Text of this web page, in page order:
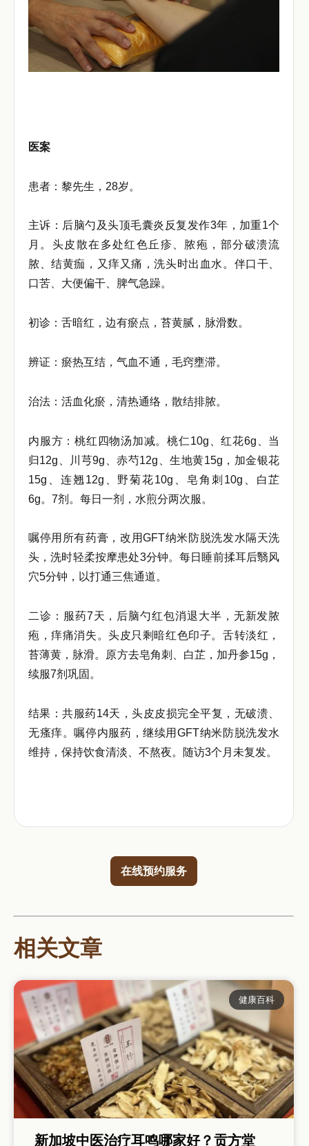
医案
患者：黎先生，28岁。
主诉：后脑勺及头顶毛囊炎反复发作3年，加重1个
月。头皮散在多处红色丘疹、脓疱，部分破溃流
脓、结黄痂，又痒又痛，洗头时出血水。伴口干、
口苦、大便偏干、脾气急躁。
初诊：舌暗红，边有瘀点，苔黄腻，脉滑数。
辨证：瘀热互结，气血不通，毛窍壅滞。
治法：活血化瘀，清热通络，散结排脓。
内服方：桃红四物汤加减。桃仁10g、红花6g、当
归12g、川芎9g、赤芍12g、生地黄15g，加金银花
15g、连翘12g、野菊花10g、皂角刺10g、白芷
6g。7剂。每日一剂，水煎分两次服。
嘱停用所有药膏，改用GFT纳米防脱洗发水隔天洗
头，洗时轻柔按摩患处3分钟。每日睡前揉耳后翳风
穴5分钟，以打通三焦通道。
二诊：服药7天，后脑勺红包消退大半，无新发脓
疱，痒痛消失。头皮只剩暗红色印子。舌转淡红，
苔薄黄，脉滑。原方去皂角刺、白芷，加丹参15g，
续服7剂巩固。
结果：共服药14天，头皮皮损完全平复，无破溃、
无瘙痒。嘱停内服药，继续用GFT纳米防脱洗发水
维持，保持饮食清淡、不熬夜。随访3个月未复发。
在线预约服务
相关文章
健康百科
新加坡中医治疗耳鸣哪家好？贡方堂